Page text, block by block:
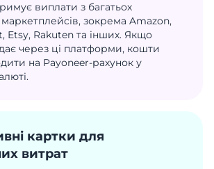
виплати з багатьох
зокрема Amazon,
Etsy, Rakuten та інших. Якщо
через ці платформи, кошти
на Payoneer-рахунок у
картки для
витрат